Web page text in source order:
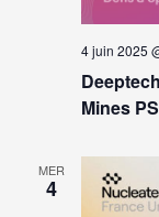
Mines
4 juin 2025
MER
4